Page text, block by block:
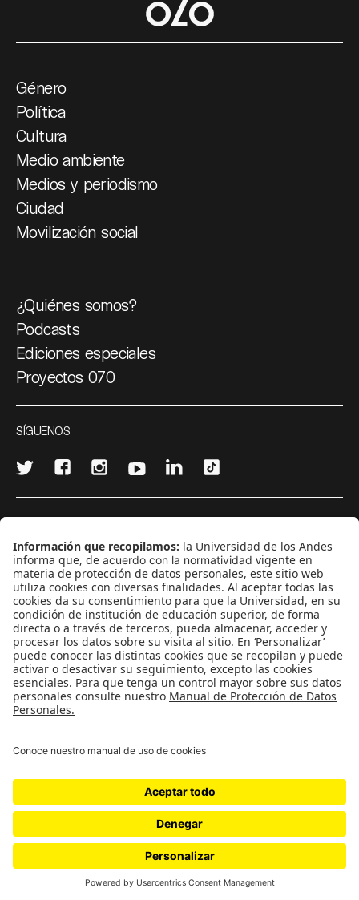
Género
Política
Cultura
Medio ambiente
Medios y periodismo
Ciudad
Movilización social
¿Quiénes somos?
Podcasts
Ediciones especiales
Proyectos 070
SÍGUENOS
CONTÁCTANOS
cerosetenta@uniandes.edu.co
BOGOTÁ, COLOMBIA
NEWSLETTER